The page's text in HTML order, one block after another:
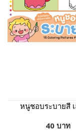
หนูชอบระบายสี
40 บาท